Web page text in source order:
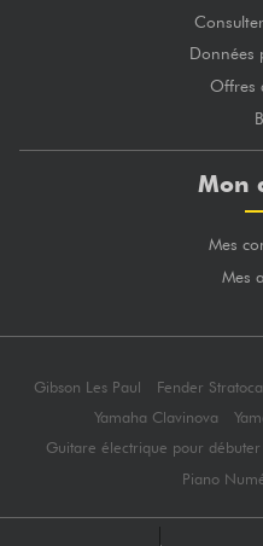
Données
Offres
Mon
Mes
Mes
Gibson Les Paul Fender
Yamaha Clavinova
Guitare électrique pour débuter
Piano